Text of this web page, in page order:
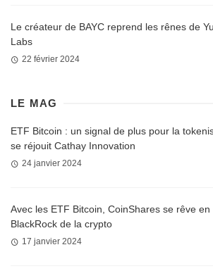
Le créateur de BAYC reprend les rênes de
Labs
22 février 2024
LE MAG
ETF Bitcoin : un signal de plus pour la
se réjouit Cathay Innovation
24 janvier 2024
Avec les ETF Bitcoin, CoinShares se rêve en
BlackRock de la crypto
17 janvier 2024